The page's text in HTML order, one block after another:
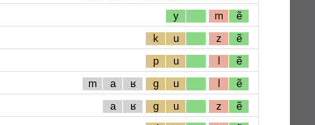
y m ẽ
k u z ẽ
p u l ẽ
m a ʁ g u l ẽ
a ʁ g u z ẽ